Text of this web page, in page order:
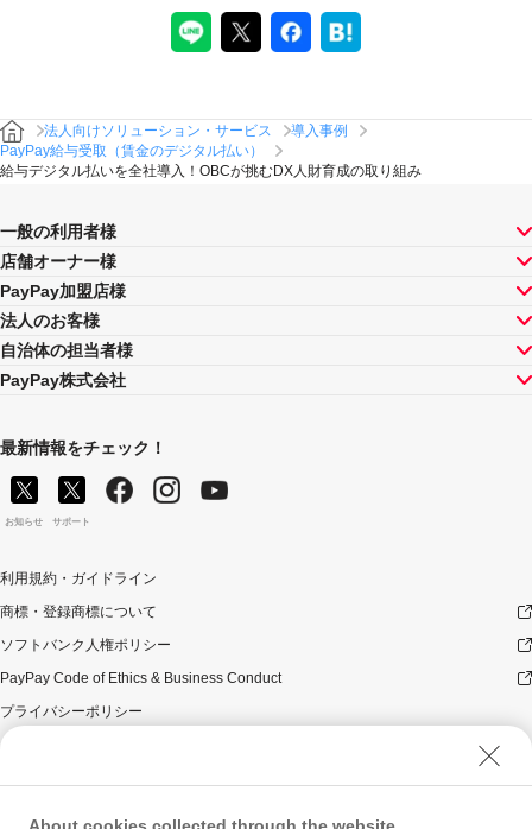
法人向けソリューション・サービス
導入事例
PayPay給与受取（賃金のデジタル払い）
給与デジタル払いを全社導入！OBCが挑むDX人財育成の取り組み
一般の利用者様
店舗オーナー様
PayPay加盟店様
法人のお客様
自治体の担当者様
PayPay株式会社
最新情報をチェック！
お知らせ サポート
利用規約・ガイドライン
商標・登録商標について
ソフトバンク人権ポリシー
PayPay Code of Ethics & Business Conduct
プライバシーポリシー
ユーザープライバシーについて